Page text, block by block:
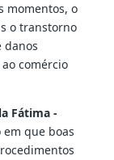
momentos, o
o transtorno
danos
comércio
Fátima -
que boas